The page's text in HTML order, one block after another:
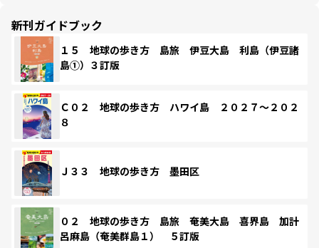
新刊ガイドブック
１５ 地球の歩き方 島旅 伊豆大島 利島（伊豆諸
島①）３訂版
Ｃ０２ 地球の歩き方 ハワイ島 ２０２７～２０２
８
Ｊ３３ 地球の歩き方 墨田区
０２ 地球の歩き方 島旅 奄美大島 喜界島 加計
呂麻島（奄美群島１） ５訂版